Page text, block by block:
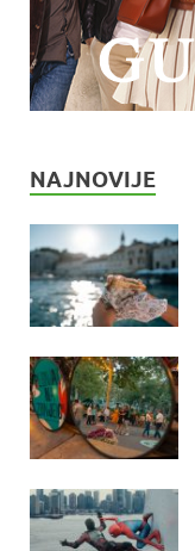
NAJNOVIJE